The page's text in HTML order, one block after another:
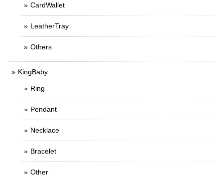
CardWallet
LeatherTray
Others
KingBaby
Ring
Pendant
Necklace
Bracelet
Other